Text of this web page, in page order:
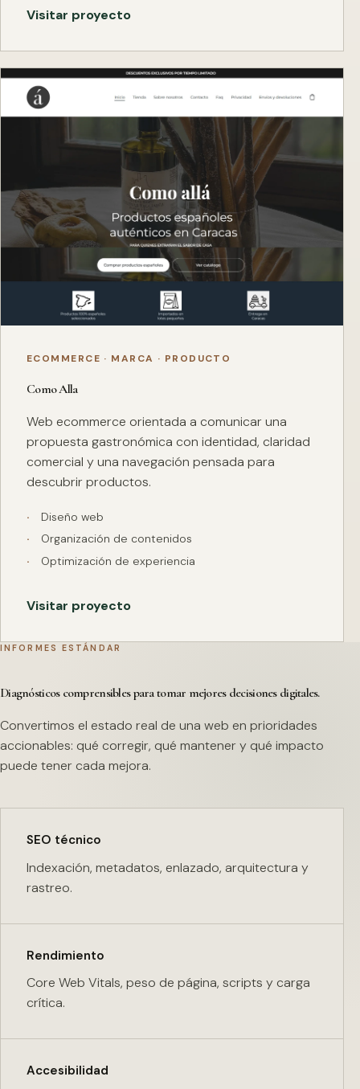
Visitar proyecto
ECOMMERCE · MARCA · PRODUCTO
Como Alla
Web ecommerce orientada a comunicar una
propuesta gastronómica con identidad, claridad
comercial y una navegación pensada para
descubrir productos.
Diseño web
Organización de contenidos
Optimización de experiencia
Visitar proyecto
INFORMES ESTÁNDAR
Diagnósticos comprensibles para tomar mejores decisiones digitales.
Convertimos el estado real de una web en prioridades
accionables: qué corregir, qué mantener y qué impacto
puede tener cada mejora.
SEO técnico
Indexación, metadatos, enlazado, arquitectura y
rastreo.
Rendimiento
Core Web Vitals, peso de página, scripts y carga
crítica.
Accesibilidad